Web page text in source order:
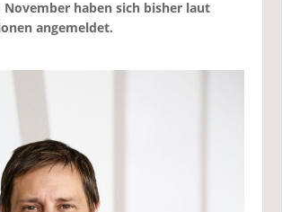
haben sich bisher laut
angemeldet.